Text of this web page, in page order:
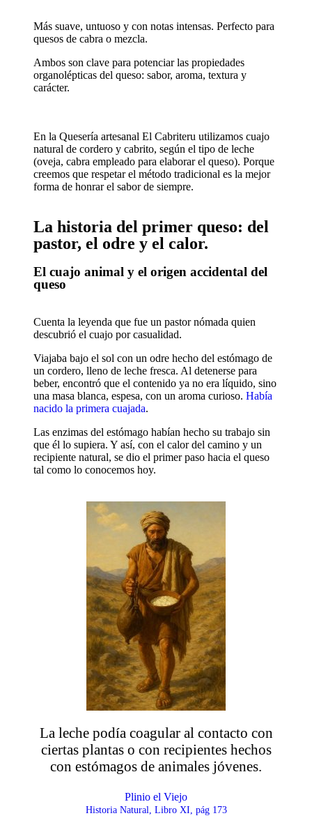
Más suave, untuoso y con notas intensas. Perfecto para
quesos de cabra o mezcla.
Ambos son clave para potenciar las propiedades
organolépticas del queso: sabor, aroma, textura y
carácter.
En la Quesería artesanal El Cabriteru utilizamos cuajo
natural de cordero y cabrito, según el tipo de leche
(oveja, cabra empleado para elaborar el queso). Porque
creemos que respetar el método tradicional es la mejor
forma de honrar el sabor de siempre.
La historia del primer queso: del
pastor, el odre y el calor.
El cuajo animal y el origen accidental del
queso
Cuenta la leyenda que fue un pastor nómada quien
descubrió el cuajo por casualidad.
Viajaba bajo el sol con un odre hecho del estómago de
un cordero, lleno de leche fresca. Al detenerse para
beber, encontró que el contenido ya no era líquido, sino
una masa blanca, espesa, con un aroma curioso. Había
nacido la primera cuajada.
Las enzimas del estómago habían hecho su trabajo sin
que él lo supiera. Y así, con el calor del camino y un
recipiente natural, se dio el primer paso hacia el queso
tal como lo conocemos hoy.
La leche podía coagular al contacto con
ciertas plantas o con recipientes hechos
con estómagos de animales jóvenes.
Plinio el Viejo
Historia Natural, Libro XI, pág 173